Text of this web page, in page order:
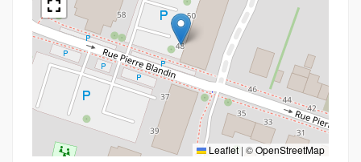
Leaflet | ©OpenStreetMap